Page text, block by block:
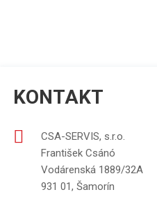
KONTAKT
CSA-SERVIS, s.r.o.
František Csánó
Vodárenská 1889/32A
931 01, Šamorín